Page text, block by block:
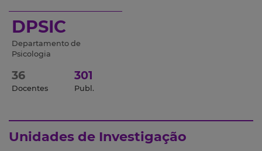
DPSIC
Departamento de
Psicologia
36
Docentes
301
Publ.
Unidades de Investigação